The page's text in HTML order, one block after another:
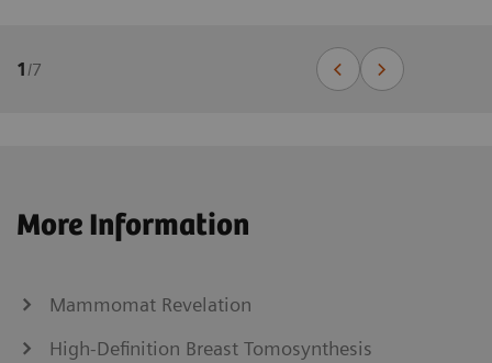
1 /7
More Information
Mammomat Revelation
High-Definition Breast Tomosynthesis